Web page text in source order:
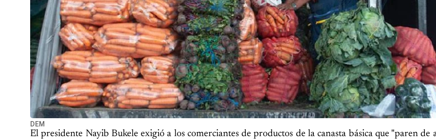
DEM
El presidente Nayib Bukele exigió a los comerciantes de productos de la canasta básica que "paren de